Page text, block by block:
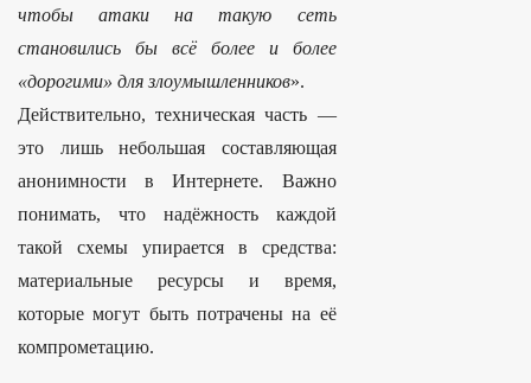
чтобы атаки на такую сеть
становились бы всё более и более
«дорогими» для злоумышленников».
Действительно, техническая часть —
это лишь небольшая составляющая
анонимности в Интернете. Важно
понимать, что надёжность каждой
такой схемы упирается в средства:
материальные ресурсы и время,
которые могут быть потрачены на её
компрометацию.